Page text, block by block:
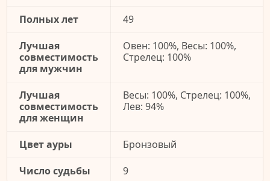
Полных лет
49
Лучшая
совместимость
для мужчин
Овен: 100%, Весы: 100%,
Стрелец: 100%
Лучшая
совместимость
для женщин
Весы: 100%, Стрелец: 100%,
Лев: 94%
Цвет ауры
Бронзовый
Число судьбы
9